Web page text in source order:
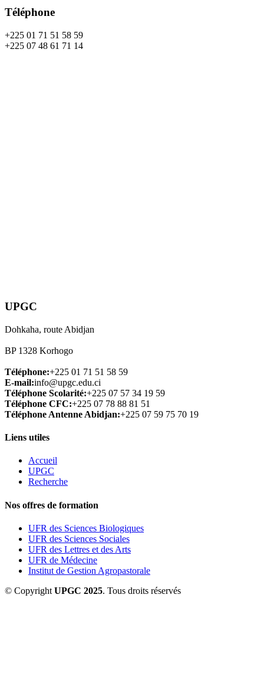
Téléphone
+225 01 71 51 58 59
+225 07 48 61 71 14
UPGC
Dohkaha, route Abidjan
BP 1328 Korhogo
Téléphone:+225 01 71 51 58 59
E-mail:info@upgc.edu.ci
Téléphone Scolarité:+225 07 57 34 19 59
Téléphone CFC:+225 07 78 88 81 51
Téléphone Antenne Abidjan:+225 07 59 75 70 19
Liens utiles
Accueil
UPGC
Recherche
Nos offres de formation
UFR des Sciences Biologiques
UFR des Sciences Sociales
UFR des Lettres et des Arts
UFR de Médecine
Institut de Gestion Agropastorale
© Copyright UPGC 2025. Tous droits réservés